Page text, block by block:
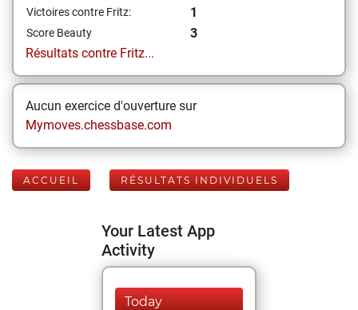
Victoires contre Fritz: 1
Score Beauty
3
Résultats contre Fritz...
Aucun exercice d'ouverture sur
Mymoves.chessbase.com
ACCUEIL RÉSULTATS INDIVIDUELS
Your Latest App
Activity
Today